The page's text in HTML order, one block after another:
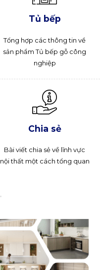
Tủ bếp
Tổng hợp các thông tin về
sản phẩm Tủ bếp gỗ công
nghiệp
Chia sẻ
Bài viết chia sẻ về lĩnh vực
nội thất một cách tổng quan